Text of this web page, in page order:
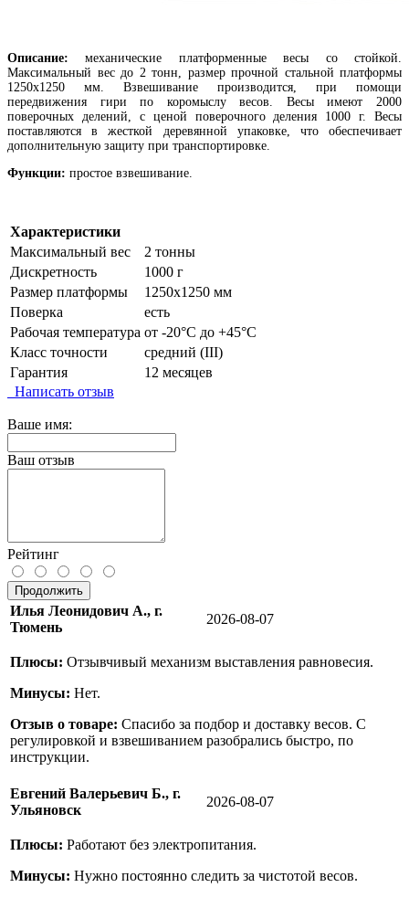
Описание: механические платформенныевесы со стойкой.
Максимальный вес до 2 тонн, размер прочной стальной платформы
1250х1250 мм. Взвешивание производится, при помощи
передвижения гири по коромыслу весов. Весы имеют 2000
поверочных делений, с ценой поверочного деления 1000 г. Весы
поставляются в жесткой деревянной упаковке, что обеспечивает
дополнительную защиту при транспортировке.
Функции: простое взвешивание.
Характеристики
Максимальный вес
2 тонны
Дискретность
1000 г
Размер платформы
1250х1250 мм
Поверка
есть
Рабочая температура от -20°C до +45°C
Класс точности
средний (III)
Гарантия
12 месяцев
Написать отзыв
Ваше имя:
Ваш отзыв
Рейтинг
Продолжить
Илья Леонидович А., г.
Тюмень
2026-08-07
Плюсы: Отзывчивый механизм выставления равновесия.
Минусы: Нет.
Отзыв о товаре: Спасибо за подбор и доставку весов. С
регулировкой и взвешиванием разобрались быстро, по
инструкции.
Евгений Валерьевич Б., г.
Ульяновск
2026-08-07
Плюсы: Работают без электропитания.
Минусы: Нужно постоянно следить за чистотой весов.